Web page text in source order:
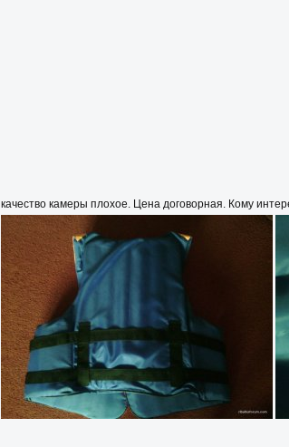
качество камеры плохое. Цена договорная. Кому